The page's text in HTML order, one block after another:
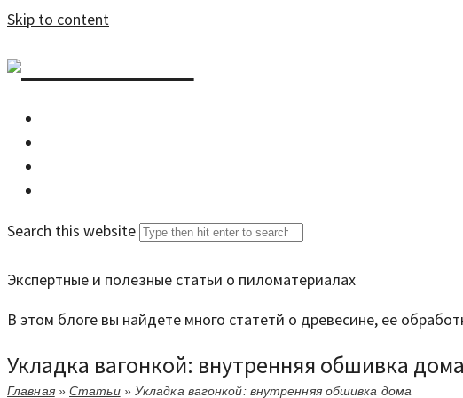
Skip to content
Search this website
Экспертные и полезные статьи о пиломатериалах
В этом блоге вы найдете много статетй о древесине, ее
Укладка вагонкой: внутренняя обшивка дома
Главная»Статьи» Укладка вагонкой: внутренняя обшивка дома